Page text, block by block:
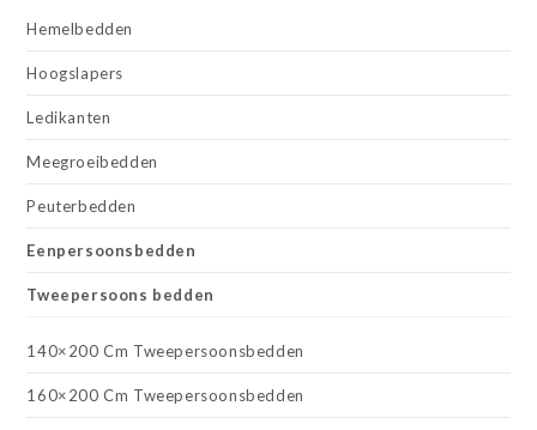
Hemelbedden
Hoogslapers
Ledikanten
Meegroeibedden
Peuterbedden
Eenpersoonsbedden
Tweepersoons bedden
140×200 Cm Tweepersoonsbedden
160×200 Cm Tweepersoonsbedden